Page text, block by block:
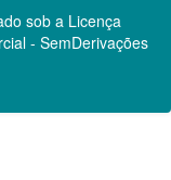
sob a Licença
- SemDerivações